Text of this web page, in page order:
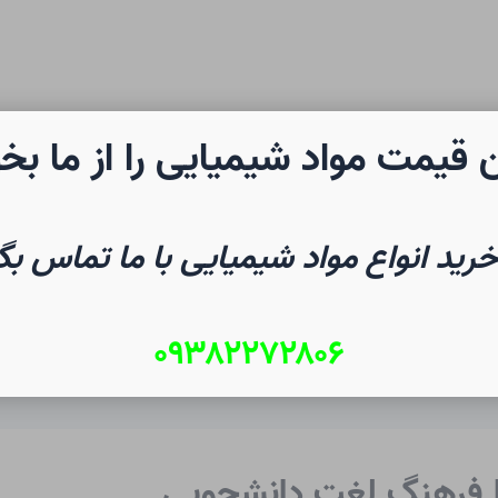
شیمی صفحه نخست
قیمت مواد شیمیایی را از ما
انواع مواد شیمیایی با ما تماس
۰۹۳۸۲۲۷۲۸۰۶